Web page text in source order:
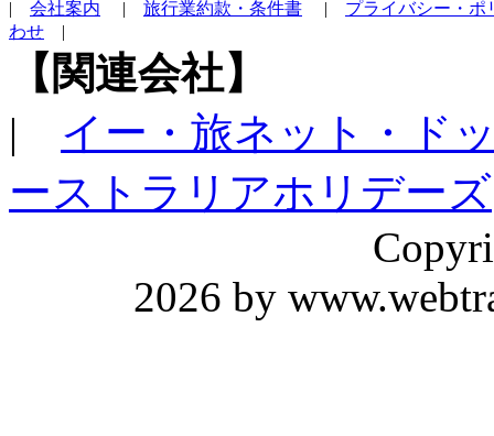
| 会社案内 | 旅行業約款・条件書 | プライバシー・ポ
わせ |
【関連会社】
| イー・旅ネット・ド
ーストラリアホリデーズ
2026 by